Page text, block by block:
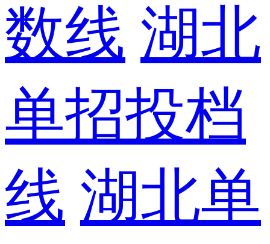
数线 湖北
单招投档
线 湖北单